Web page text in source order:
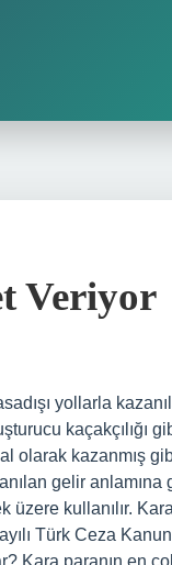
Veriyor
yollarla
kaçakçılığı
olarak kazanmış
gelir anlamına
üzere kullanılır.
Türk Ceza
Kara paranın en